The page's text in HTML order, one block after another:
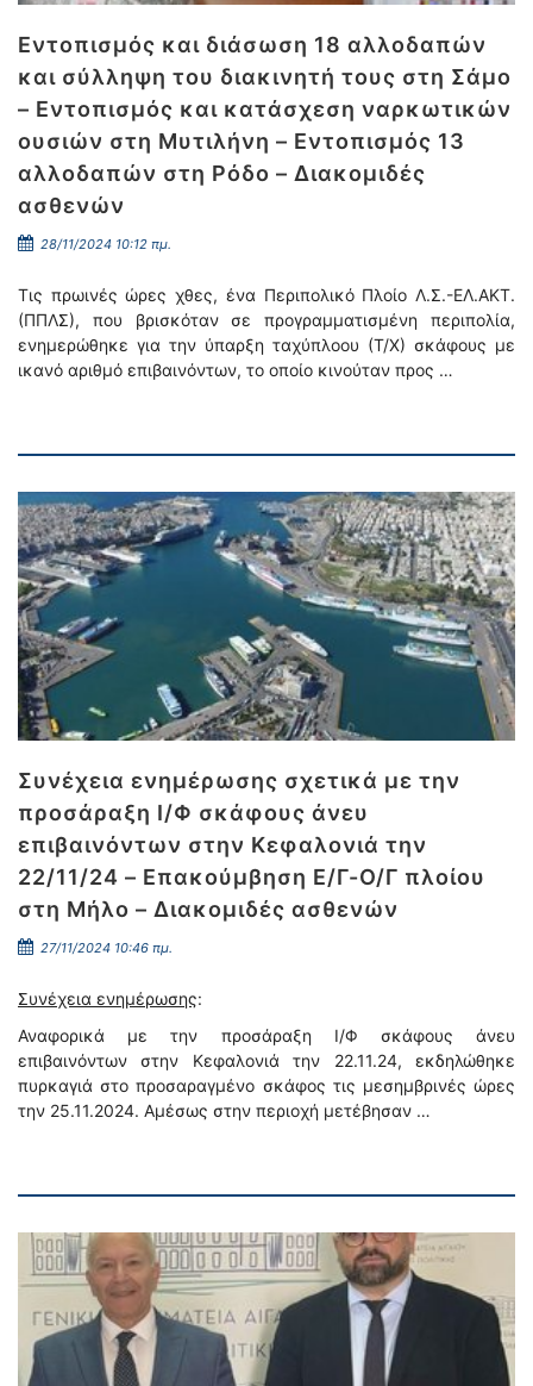
Εντοπισμός και διάσωση 18 αλλοδαπών
και σύλληψη του διακινητή τους στη Σάμο
– Εντοπισμός και κατάσχεση ναρκωτικών
ουσιών στη Μυτιλήνη – Εντοπισμός 13
αλλοδαπών στη Ρόδο – Διακομιδές
ασθενών
28/11/2024 10:12 πμ.
Τις πρωινές ώρες χθες, ένα Περιπολικό Πλοίο Λ.Σ.-ΕΛ.ΑΚΤ.
(ΠΠΛΣ), που βρισκόταν σε προγραμματισμένη περιπολία,
ενημερώθηκε για την ύπαρξη ταχύπλοου (Τ/Χ) σκάφους με
ικανό αριθμό επιβαινόντων, το οποίο κινούταν προς …
Συνέχεια ενημέρωσης σχετικά με την
προσάραξη Ι/Φ σκάφους άνευ
επιβαινόντων στην Κεφαλονιά την
22/11/24 – Επακούμβηση Ε/Γ-Ο/Γ πλοίου
στη Μήλο – Διακομιδές ασθενών
27/11/2024 10:46 πμ.
Συνέχεια ενημέρωσης:
Αναφορικά με την προσάραξη Ι/Φ σκάφους άνευ
επιβαινόντων στην Κεφαλονιά την 22.11.24, εκδηλώθηκε
πυρκαγιά στο προσαραγμένο σκάφος τις μεσημβρινές ώρες
την 25.11.2024. Αμέσως στην περιοχή μετέβησαν …